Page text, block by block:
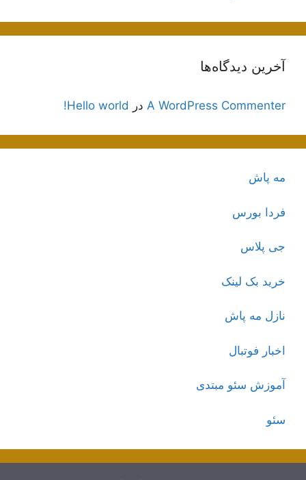
آخرین دیدگاه‌ها
A WordPress Commenter در Hello world!
مه پاش
فردا بورس
جی پلاس
خرید بک لینک
نازل مه پاش
اخبار فوتبال
آموزش سئو مبتدی
سئو